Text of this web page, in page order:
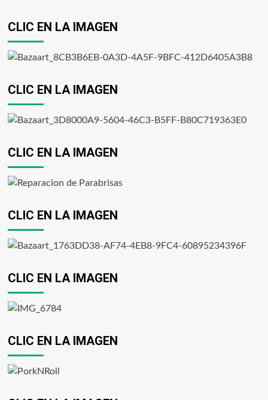
CLIC EN LA IMAGEN
CLIC EN LA IMAGEN
CLIC EN LA IMAGEN
CLIC EN LA IMAGEN
CLIC EN LA IMAGEN
CLIC EN LA IMAGEN